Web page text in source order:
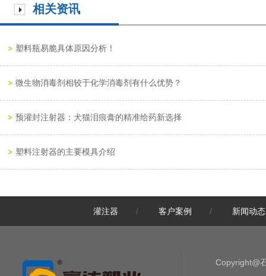
相关资讯
塑料瓶易脆具体原因分析！
微生物消毒剂相较于化学消毒剂有什么优势？
预灌封注射器：犬猫泪痕膏的精准给药新选择
塑料注射器的主要模具介绍
灌注器 / 客户案例 / 新闻动态
Copyright@